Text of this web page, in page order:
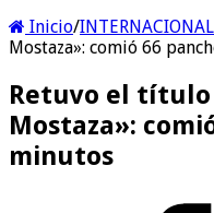
Inicio/
Mostaza»: comió 66
Retuvo el
Mostaza»:
minutos